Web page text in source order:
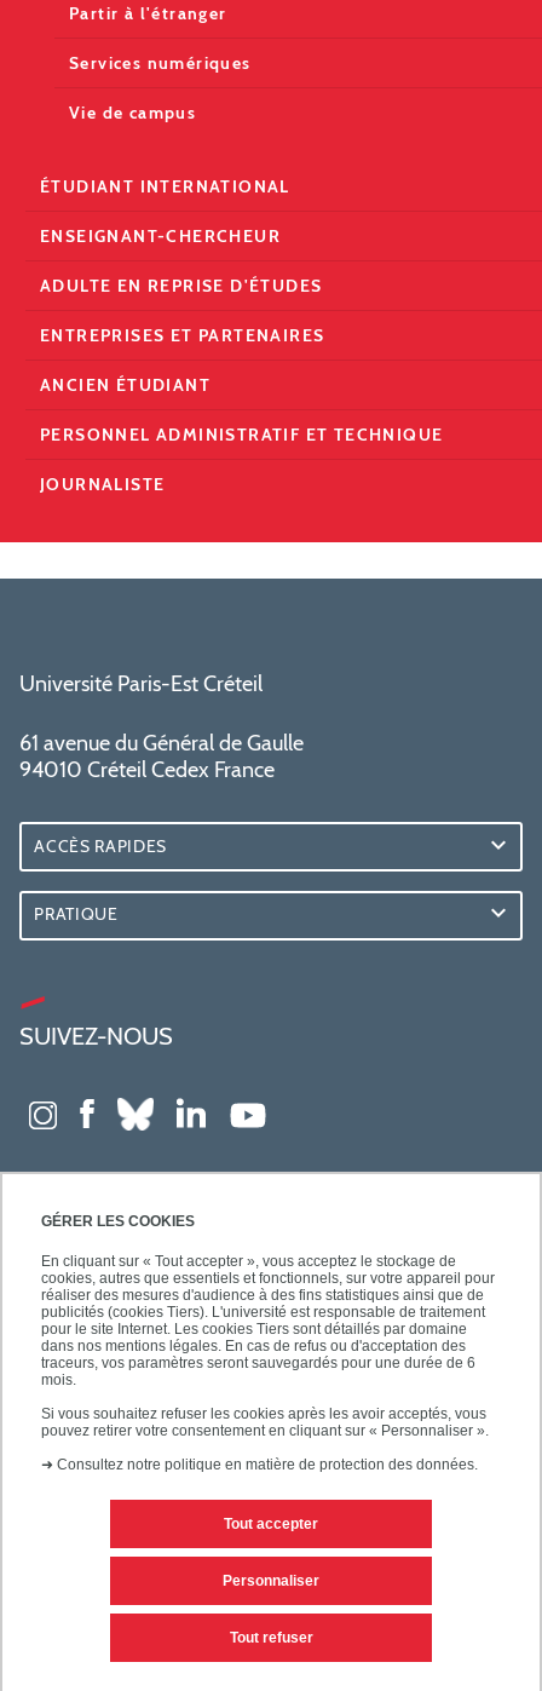
GÉRER LES COOKIES
En cliquant sur « Tout accepter », vous acceptez le stockage de
cookies, autres que essentiels et fonctionnels, sur votre appareil pour
réaliser des mesures d'audience à des fins statistiques ainsi que de
publicités (cookies Tiers). L'université est responsable de traitement
pour le site Internet. Les cookies Tiers sont détaillés par domaine
dans nos mentions légales. En cas de refus ou d'acceptation des
traceurs, vos paramètres seront sauvegardés pour une durée de 6
mois.
Si vous souhaitez refuser les cookies après les avoir acceptés, vous
pouvez retirer votre consentement en cliquant sur « Personnaliser ».
➜ Consultez notre politique en matière de protection des données.
Tout accepter
Tout refuser
Personnaliser
Partir à l'étranger
Services numériques
Vie de campus
ÉTUDIANT INTERNATIONAL
ENSEIGNANT-CHERCHEUR
ADULTE EN REPRISE D'ÉTUDES
ENTREPRISES ET PARTENAIRES
ANCIEN ÉTUDIANT
PERSONNEL ADMINISTRATIF ET TECHNIQUE
JOURNALISTE
Université Paris-Est Créteil
61 avenue du Général de Gaulle
94010 Créteil Cedex France
ACCÈS RAPIDES
PRATIQUE
SUIVEZ-NOUS
Mentions légales
Personnaliser les cookies Plan du site